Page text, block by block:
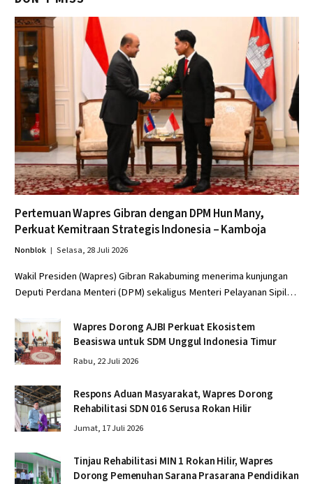
Pertemuan Wapres Gibran dengan DPM Hun Many,
Perkuat Kemitraan Strategis Indonesia – Kamboja
Nonblok Selasa, 28 Juli 2026
Wakil Presiden (Wapres) Gibran Rakabuming menerima kunjungan
Deputi Perdana Menteri (DPM) sekaligus Menteri Pelayanan Sipil…
Wapres Dorong AJBI Perkuat Ekosistem
Beasiswa untuk SDM Unggul Indonesia Timur
Rabu, 22 Juli 2026
Respons Aduan Masyarakat, Wapres Dorong
Rehabilitasi SDN 016 Serusa Rokan Hilir
Jumat, 17 Juli 2026
Tinjau Rehabilitasi MIN 1 Rokan Hilir, Wapres
Dorong Pemenuhan Sarana Prasarana Pendidikan